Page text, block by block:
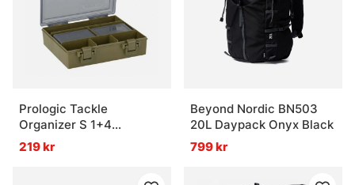
Prologic Tackle
Organizer S 1+4
BoxSystem
(23.5x20x6cm)
219 kr
Beyond Nordic BN503
20L Daypack Onyx Black
799 kr